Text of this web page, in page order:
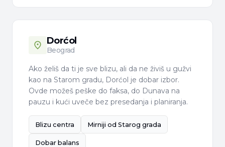
Dorćol
Beograd
Ako želiš da ti je sve blizu, ali da ne živiš u gužvi
kao na Starom gradu, Dorćol je dobar izbor.
Ovde možeš peške do faksa, do Dunava na
pauzu i kući uveče bez presedanja i planiranja.
Blizu centra Mirniji od Starog grada
Dobar balans